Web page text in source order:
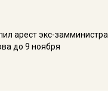
арест экс-замминистра
до 9 ноября